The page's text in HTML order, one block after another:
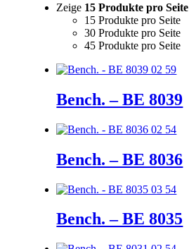
Zeige 15 Produkte pro Seite
15 Produkte pro Seite
30 Produkte pro Seite
45 Produkte pro Seite
Bench. – BE 8039
Bench. – BE 8036
Bench. – BE 8035